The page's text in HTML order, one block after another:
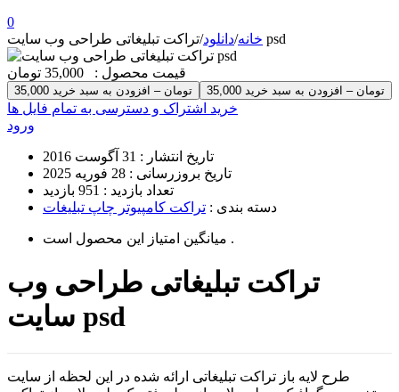
0
خانه/دانلود/ تراکت تبلیغاتی طراحی وب سایت psd
قیمت محصول : 35,000 تومان
35,000 تومان – افزودن به سبد خرید
خرید اشتراک و دسترسی به تمام فایل ها
ورود
تاریخ انتشار : 31 آگوست 2016
تاریخ بروزرسانی : 28 فوریه 2025
تعداد بازدید : 951 بازدید
دسته بندی : تراکت کامپیوتر چاپ تبلیغات
میانگین امتیاز این محصول است .
تراکت تبلیغاتی طراحی وب
سایت psd
طرح لایه باز تراکت تبلیغاتی ارائه شده در این لحظه از سایت